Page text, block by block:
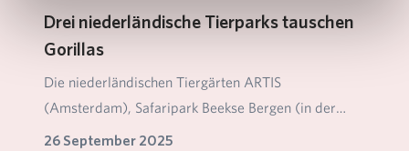
Drei niederländische Tierparks tauschen
Gorillas
Die niederländischen Tiergärten ARTIS
(Amsterdam), Safaripark Beekse Bergen (in der
Nähe von Tilburg…
26 September 2025